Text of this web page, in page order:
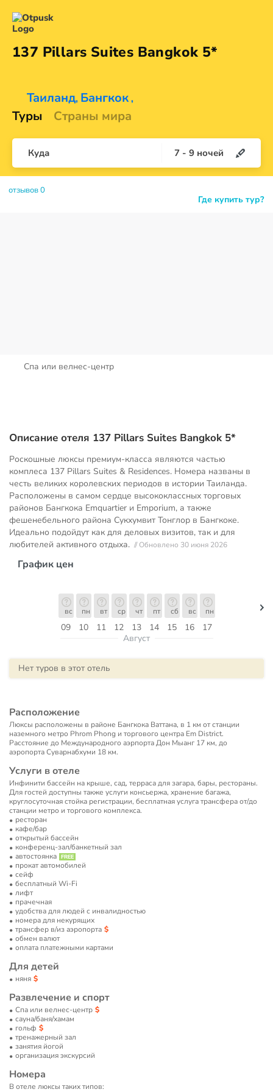
137 Pillars Suites Bangkok 5*
Таиланд, Бангкок ,
Туры Страны мира
Куда 7 - 9 ночей
Где купить тур?
отзывов 0
Спа или велнес-центр
Описание отеля 137 Pillars Suites Bangkok 5*
Роскошные люксы премиум-класса являются частью
комплеса 137 Pillars Suites & Residences. Номера названы в
честь великих королевских периодов в истории Таиланда.
Расположены в самом сердце высококлассных торговых
районов Бангкока Emquartier и Emporium, а также
фешенебельного района Сукхумвит Тонглор в Бангкоке.
Идеально подойдут как для деловых визитов, так и для
любителей активного отдыха. // Обновлено 30 июня 2026
График цен
09
вс
10
пн
11
вт
12
ср
13
чт
14
пт
15
сб
16
вс
17
пн
Август
Нет туров в этот отель
Расположение
Люксы расположены в районе Бангкока Ваттана, в 1 км от станции
наземного метро Phrom Phong и торгового центра Em District.
Расстояние до Международного аэрпорта Дон Мыанг 17 км, до
аэропорта Суварнабхуми 18 км.
Услуги в отеле
Инфинити бассейн на крыше, сад, терраса для загара, бары, рестораны.
Для гостей доступны также услуги консьержа, хранение багажа,
круглосуточная стойка регистрации, бесплатная услуга трансфера от/до
станции метро и торгового комплекса.
ресторан
кафе/бар
открытый бассейн
конференц-зал/банкетный зал
автостоянка
прокат автомобилей
сейф
бесплатный Wi-Fi
лифт
прачечная
удобства для людей с инвалидностью
номера для некурящих
трансфер в/из аэропорта
обмен валют
оплата платежными картами
Для детей
няня
Развлечение и спорт
Спа или велнес-центр
сауна/баня/хамам
гольф
тренажерный зал
занятия йогой
организация экскурсий
Номера
В отеле люксы таких типов: